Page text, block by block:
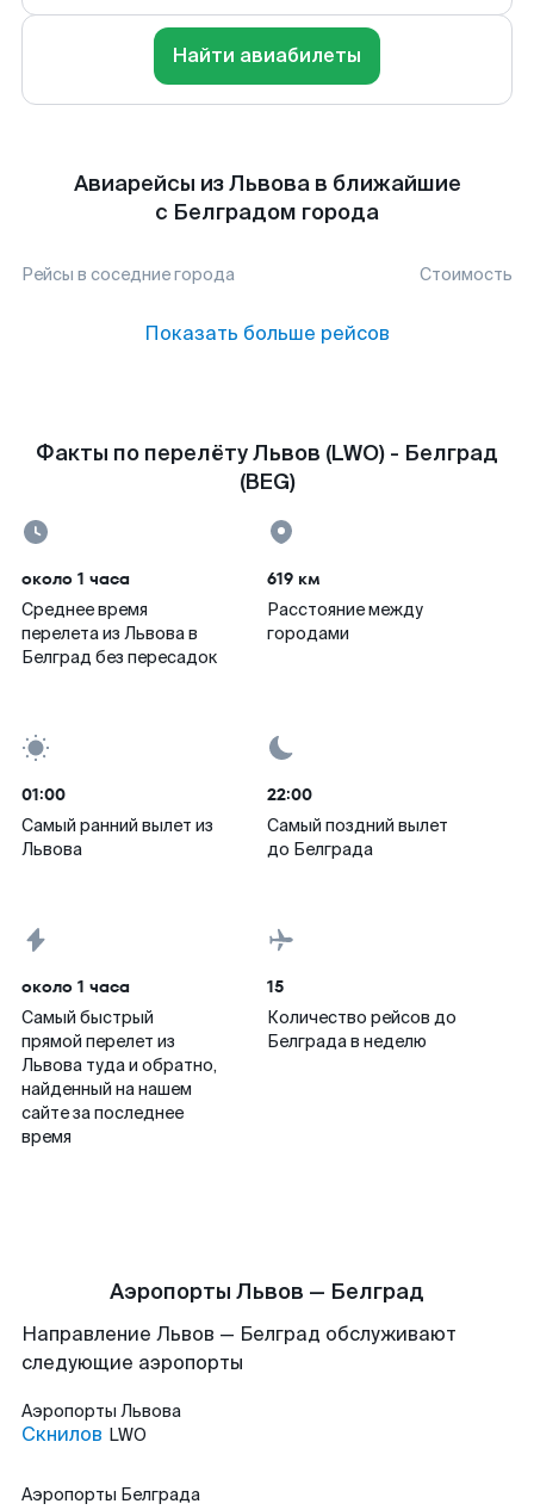
Найти авиабилеты
Авиарейсы из Львова в ближайшие
с Белградом города
Рейсы в соседние города Стоимость
Показать больше рейсов
Факты по перелёту Львов (LWO) - Белград
(BEG)
около 1 часа
Среднее время
перелета из Львова в
Белград без пересадок
619 км
Расстояние между
городами
01:00
Самый ранний вылет из
Львова
22:00
Самый поздний вылет
до Белграда
около 1 часа
Самый быстрый
прямой перелет из
Львова туда и обратно,
найденный на нашем
сайте за последнее
время
15
Количество рейсов до
Белграда в неделю
Аэропорты Львов — Белград
Направление Львов — Белград обслуживают
следующие аэропорты
Аэропорты Львова
Скнилов LWO
Аэропорты Белграда